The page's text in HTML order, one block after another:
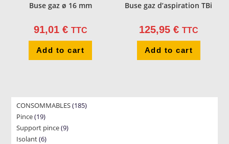
Buse gaz ø 16 mm
91,01 € TTC
Add to cart
Buse gaz d’aspiration TBi
125,95 € TTC
Add to cart
CONSOMMABLES 185185
Pince 1919
products
Support pince 99
Isolant 66